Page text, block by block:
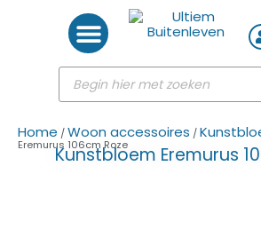
Home /Woon accessoires /
Eremurus 106cm Roze
Kunstbloem Eremurus